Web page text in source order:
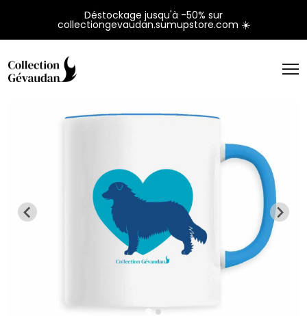
Déstockage jusqu'à -50% sur
collectiongevaudan.sumupstore.com ☀️
Panneau de gestion des cookies